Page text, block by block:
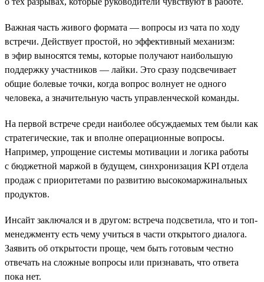
Важная часть живого формата — вопросы из чата по ходу
встречи. Действует простой, но эффективный механизм:
в эфир выносятся темы, которые получают наибольшую
поддержку участников — лайки. Это сразу подсвечивает
общие болевые точки, когда вопрос волнует не одного
человека, а значительную часть управленческой команды.
На первой встрече среди наиболее обсуждаемых тем были как
стратегические, так и вполне операционные вопросы.
Например, упрощение системы мотивации и логика работы
с бюджетной маржой в будущем, синхронизация KPI отдела
продаж с приоритетами по развитию высокомаржинальных
продуктов.
Инсайт заключался и в другом: встреча подсветила, что и топ-
менеджменту есть чему учиться в части открытого диалога.
Заявить об открытости проще, чем быть готовым честно
отвечать на сложные вопросы или признавать, что ответа
пока нет.